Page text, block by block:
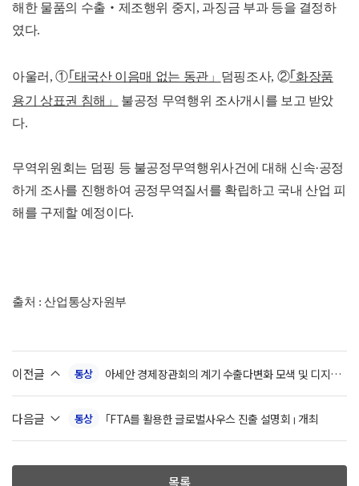
해한 물품의 수출‧제조행위 중지, 과징금 부과 등을 결정하
였다.
아울러, ①｢태국산 이음매 없는 동관」 덤핑조사, ②｢화장품
용기 상표권 침해」
불공정 무역행위 조사개시를 보고 받았
다.
무역위원회는 덤핑 등 불공정무역행위사건에 대해 신속·공정
하게 조사를 진행하여 공정무역질서를 확립하고 국내 산업 피
해를 구제할 예정이다.
출처 : 산업통상자원부
이전글 통상 아세안 경제장관회의 계기 수출다변화 모색 및 디지털
등 신통상 규범 마련 기회로 활용
다음글 통상 ｢FTA를 활용한 글로벌사우스 진출 설명회｣ 개최
목록